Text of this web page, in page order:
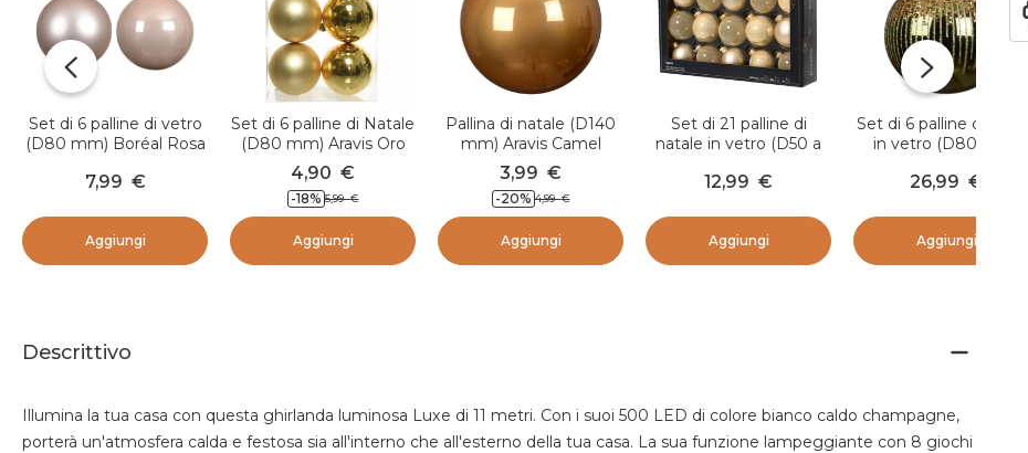
Set di 6 palline di vetro
(D80 mm) Boréal Rosa
7,99 €
Aggiungi
Set di 6 palline di Natale
(D80 mm) Aravis Oro
4,90 €
-18% 5,99 €
Aggiungi
Pallina di natale (D140
mm) Aravis Camel
3,99 €
-20% 4,99 €
Aggiungi
Set di 21 palline di
natale in vetro (D50 a
Cristallo Perla
12,99 €
Aggiungi
Set di 6 palline di natale
in vetro (D80 mm)
abete
26,99 €
Aggiungi
Descrittivo
Illumina la tua casa con questa ghirlanda luminosa Luxe di 11 metri. Con i suoi 500 LED di colore bianco caldo champagne,
porterà un'atmosfera calda e festosa sia all'interno che all'esterno della tua casa. La sua funzione lampeggiante con 8 giochi